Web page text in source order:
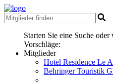
Starten Sie eine Suche
Vorschläge:
Mitglieder
Hotel Residence Le
Behringer Touristik